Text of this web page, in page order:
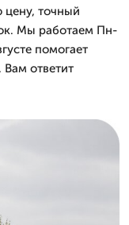
точный
Мы работаем Пн-
помогает
Вам ответит